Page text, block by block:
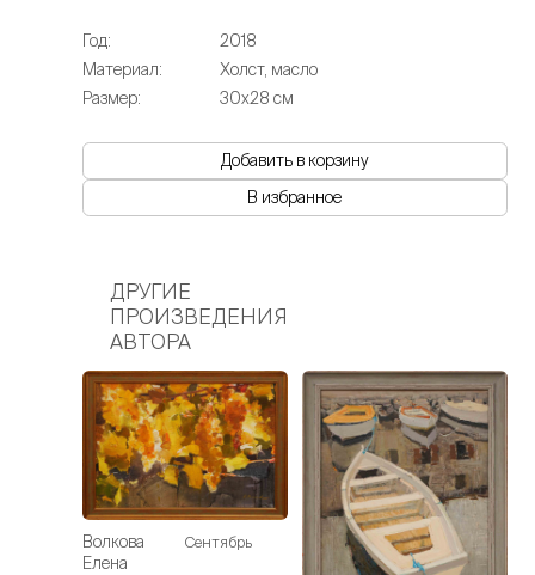
Год:
2018
Материал:
Холст, масло
Размер:
30х28 см
Добавить в корзину
В избранное
ДРУГИЕ
ПРОИЗВЕДЕНИЯ
АВТОРА
Волкова
Елена
Сентябрь